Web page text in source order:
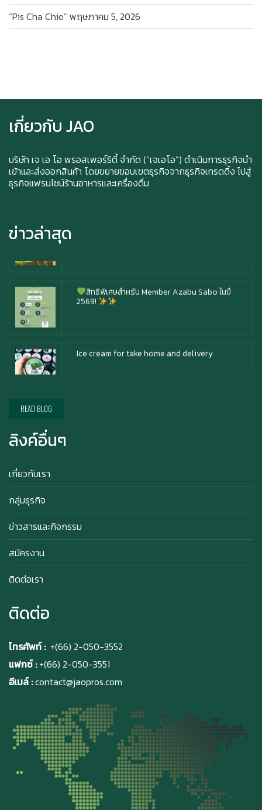
“Pis Cha Chio” พฤษภาคม 5, 2026
เกี่ยวกับ JAO
บริษัท เจ เอ โอ พรอสเพอร์ริตี้ จำกัด (“เจเอโอ”) ดำเนินการธุรกิจนำ
เข้าและส่งออกสินค้า โดยขยายขอบเขตธุรกิจจากธุรกิจเทรดดิ้ง ไปสู่
ธุรกิจแฟรนไชน์ร้านอาหารและเครื่องดื่ม
ข่าวล่าสุด
2569!
READ BLOG
ลิงค์อื่นๆ
เกี่ยวกับเรา
กลุ่มธุรกิจ
ข่าวสารและกิจกรรม
สมัครงาน
ติดต่อเรา
ติดต่อ
โทรศัพท์ : +(66) 2-050-3552
แฟกซ์ :+(66) 2-050-3551
อีเมล์ :contact@jaopros.com